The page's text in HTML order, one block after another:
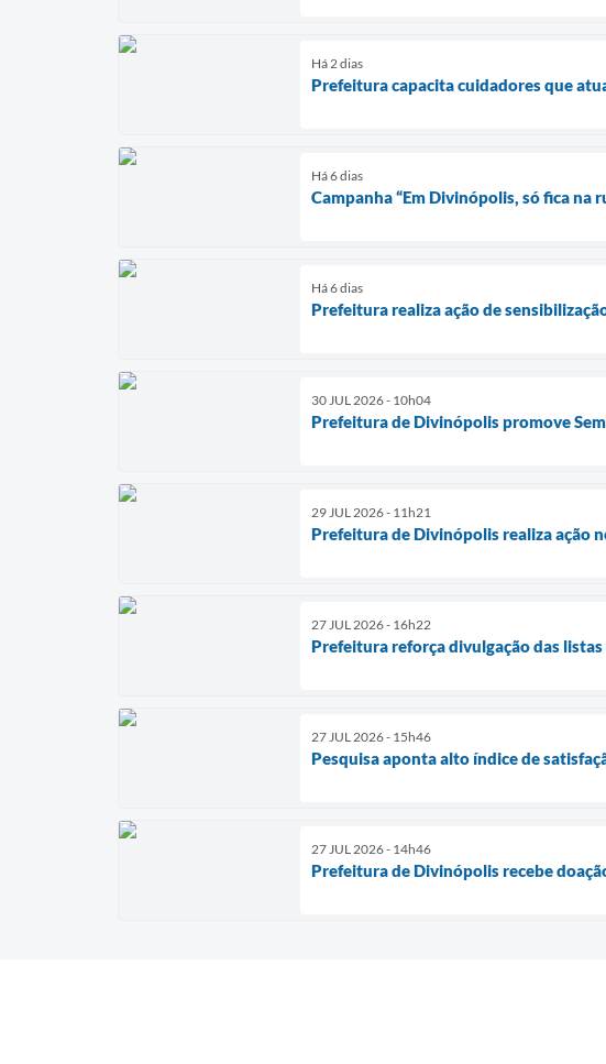
Há 2 dias
Prefeitura capacita cuidadores que
Há 6 dias
Campanha “Em Divinópolis, só fica na
Há 6 dias
Prefeitura realiza ação de
30 JUL 2026 - 10h04
Prefeitura de Divinópolis promove
29 JUL 2026 - 11h21
Prefeitura de Divinópolis realiza ação
27 JUL 2026 - 16h22
Prefeitura reforça divulgação das
27 JUL 2026 - 15h46
Pesquisa aponta alto índice de
27 JUL 2026 - 14h46
Prefeitura de Divinópolis recebe